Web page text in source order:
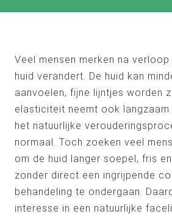
Veel mensen merken na
huid verandert. De huid kan
aanvoelen, fijne lijntjes worden
elasticiteit neemt ook
het natuurlijke
normaal. Toch zoeken veel
om de huid langer soepel, fris
zonder direct een ingrijpende
behandeling te ondergaan.
interesse in een natuurlijke